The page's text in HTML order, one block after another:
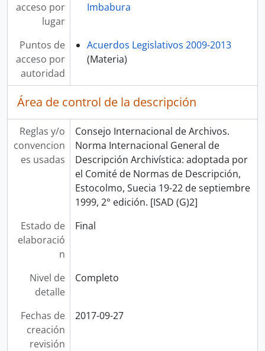
acceso por
lugar
Imbabura
Puntos de
acceso por
autoridad
Acuerdos Legislativos 2009-2013
(Materia)
Área de control de la descripción
Reglas y/o
convencion
es usadas
Consejo Internacional de Archivos.
Norma Internacional General de
Descripción Archivística: adoptada por
el Comité de Normas de Descripción,
Estocolmo, Suecia 19-22 de septiembre
1999, 2° edición. [ISAD (G)2]
Estado de
elaboració
n
Final
Nivel de
detalle
Completo
Fechas de
creación
revisión
2017-09-27